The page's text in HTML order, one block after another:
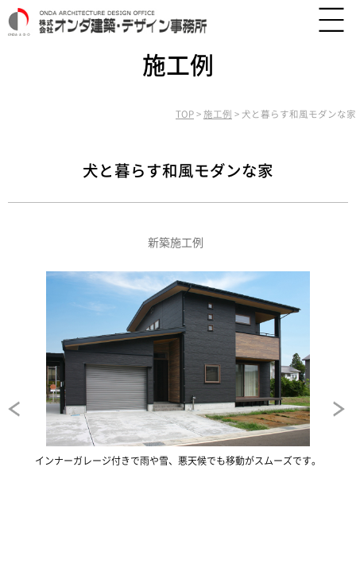
施工例
TOP > 施工例 > 犬と暮らす和風モダンな家
犬と暮らす和風モダンな家
新築施工例
インナーガレージ付きで雨や雪、悪天候でも移動がスムーズです。